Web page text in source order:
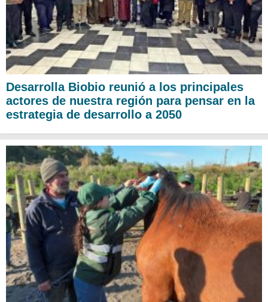
Desarrolla Biobio reunió a los principales
actores de nuestra región para pensar en la
estrategia de desarrollo a 2050